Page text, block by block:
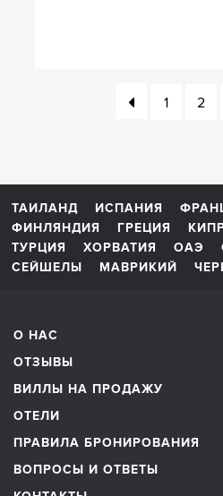
1 2
ТАИЛАНД ИСПАНИЯ
ФИНЛЯНДИЯ
ГРЕЦИЯ
ТУРЦИЯ
ХОРВАТИЯ ОАЭ
СЕЙШЕЛЫ
МАВРИКИЙ
О НАС
ОТЗЫВЫ
ВИЛЛЫ НА ПРОДАЖУ
ОТЕЛИ
ПРАВИЛА БРОНИРОВАНИЯ
ВОПРОСЫ И ОТВЕТЫ